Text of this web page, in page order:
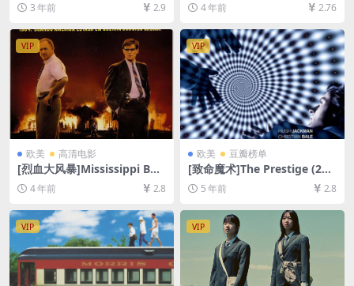
超清未删减][MP4/6GB][日语
中字]
3 年前 2.9
清未删减][MP4/6.5GB][无对
白]
4 年前 2.76
VIP
欧美 高清电影
[烈血大风暴]Mississippi Bur
ning (1988)[百度网盘+迅雷云
盘资源1080P超清未删减][MP
4 年前 2.8
VIP
欧美 豆瓣榜单
[致命魔术]The Prestige (200
6)[百度网盘+迅雷云盘资源10
80P超清未删减][MP4/8.4GB]
5 年前 2.8
VIP VIP